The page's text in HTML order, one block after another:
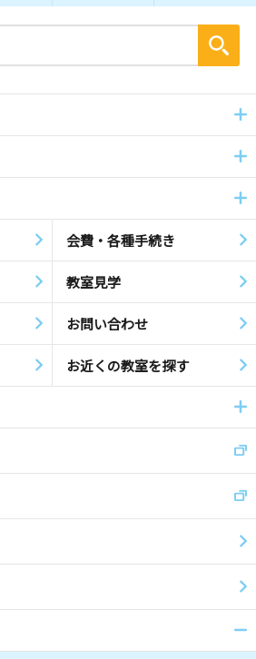
会費・各種手続き
教室見学
お問い合わせ
お近くの教室を探す